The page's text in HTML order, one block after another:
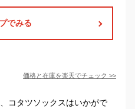
でみる
価格と在庫を楽天でチェック >>
コタツソックスはいかがで